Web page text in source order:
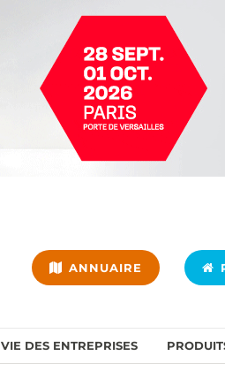
ANNUAIRE
VIE DES ENTREPRISES